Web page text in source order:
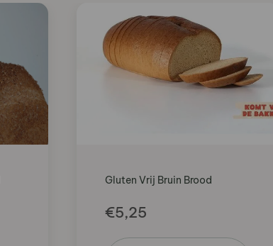
Gluten Vrij Bruin Brood
€5,25